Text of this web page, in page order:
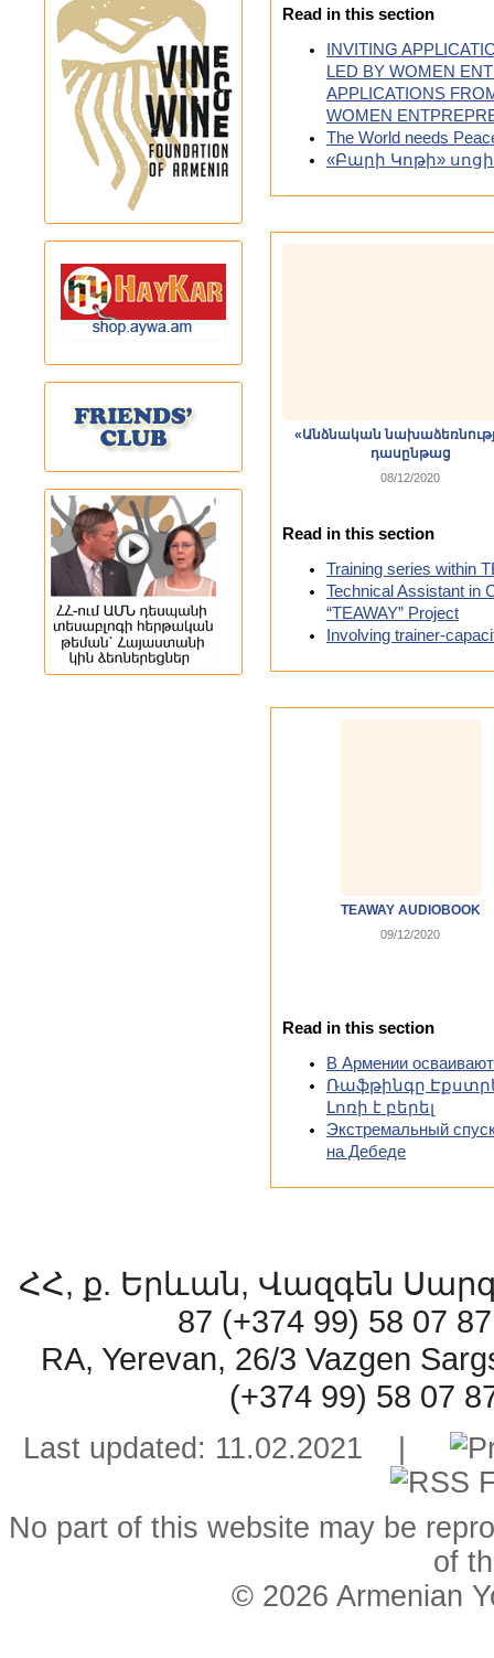
Read in this section
INVITING
LED BY WOMEN
APPLICATIONS
WOMEN
The World needs
«Բարի Կոթի»
«Անձնական
դասընթաց
08/12/2020
Read in this section
Training series within
Technical Assistant in
“TEAWAY” Project
Involving trainer-
TEAWAY AUDIOBOOK
09/12/2020
Read in this section
В Армении
Ռաֆթինգը
Լոռի է բերել
Экстремальный
на Дебеде
ՀՀ, ք. Երևան, Վազգեն
87 (+374 99) 58 07
RA, Yerevan, 26/3 Vazgen
(+374 99) 58 07
Last updated: 11.02.2021 |
No part of this website may be
of
© 2026 Armenian